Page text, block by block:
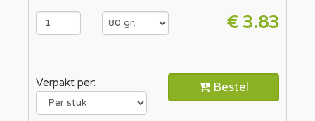
€ 3.83
Verpakt per: Bestel